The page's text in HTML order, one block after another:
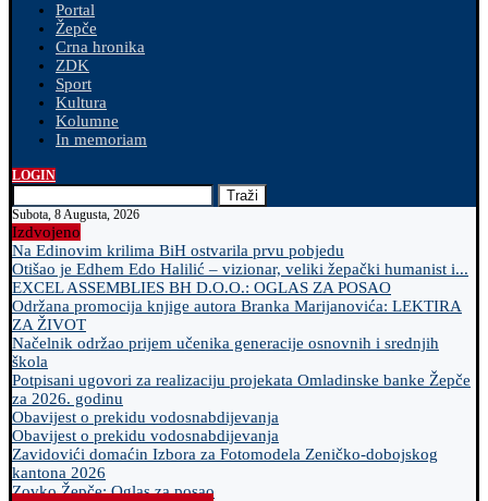
Portal
Žepče
Crna hronika
ZDK
Sport
Kultura
Kolumne
In memoriam
LOGIN
Traži
Subota, 8 Augusta, 2026
Izdvojeno
Na Edinovim krilima BiH ostvarila prvu pobjedu
Otišao je Edhem Edo Halilić – vizionar, veliki žepački humanist i...
EXCEL ASSEMBLIES BH D.O.O.: OGLAS ZA POSAO
Održana promocija knjige autora Branka Marijanovića: LEKTIRA
ZA ŽIVOT
Načelnik održao prijem učenika generacije osnovnih i srednjih
škola
Potpisani ugovori za realizaciju projekata Omladinske banke Žepče
za 2026. godinu
Obavijest o prekidu vodosnabdijevanja
Obavijest o prekidu vodosnabdijevanja
Zavidovići domaćin Izbora za Fotomodela Zeničko-dobojskog
kantona 2026
Zovko Žepče: Oglas za posao